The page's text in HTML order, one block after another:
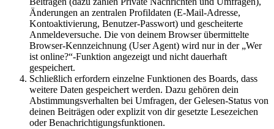
Änderungen an zentralen Profildaten (E-Mail-Adresse,
Kontoaktivierung, Benutzer-Passwort) und gescheiterte
Anmeldeversuche. Die von deinem Browser übermittelte
Browser-Kennzeichnung (User Agent) wird nur in der „Wer
ist online?“-Funktion angezeigt und nicht dauerhaft
gespeichert.
Schließlich erfordern einzelne Funktionen des Boards, dass
weitere Daten gespeichert werden. Dazu gehören dein
Abstimmungsverhalten bei Umfragen, der Gelesen-Status von
deinen Beiträgen oder explizit von dir gesetzte Lesezeichen
oder Benachrichtigungsfunktionen.